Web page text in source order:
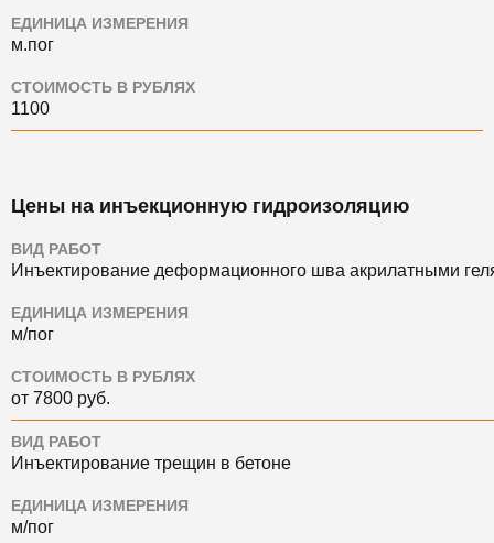
ЕДИНИЦА ИЗМЕРЕНИЯ
м.пог
СТОИМОСТЬ В РУБЛЯХ
1100
Цены на инъекционную гидроизоляцию
ВИД РАБОТ
Инъектирование деформационного шва акрилатными
ЕДИНИЦА ИЗМЕРЕНИЯ
м/пог
СТОИМОСТЬ В РУБЛЯХ
от 7800 руб.
ВИД РАБОТ
Инъектирование трещин в бетоне
ЕДИНИЦА ИЗМЕРЕНИЯ
м/пог